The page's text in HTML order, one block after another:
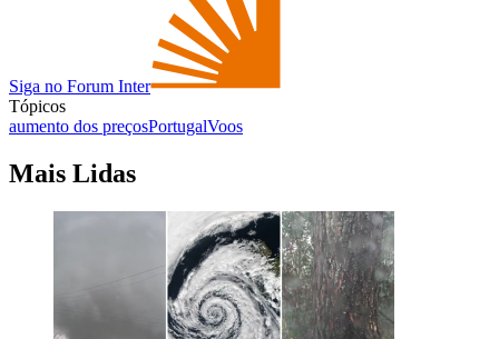
Siga no Forum Inter
Tópicos
aumento dos preçosPortugalVoos
Mais Lidas